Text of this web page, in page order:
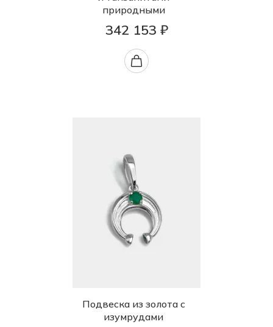
природными
342 153 ₽
Подвеска из золота с
изумрудами